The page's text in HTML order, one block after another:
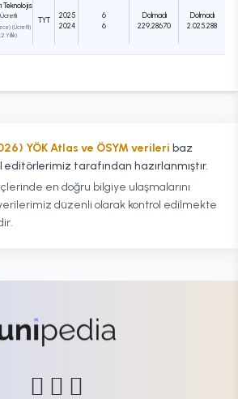
Teknolojisi
Ücretli
(Ücretli)
(2 Yıllık)
TYT
2025
2024
6
6
Dolmadı
229,28670
Dolmadı
2.025.288
YÖK Atlas ve ÖSYM verileri baz
tarafından hazırlanmıştır.
en doğru bilgiye ulaşmalarını
düzenli olarak kontrol edilmekte